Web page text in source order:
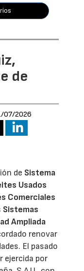
de
07/2026
de Sistema
Usados
Comerciales
Sistemas
Ampliada
renovar
El pasado
ejercida por